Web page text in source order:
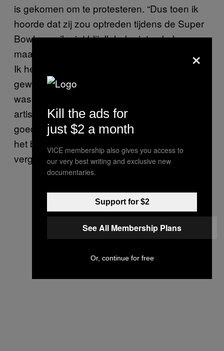
is gekomen om te protesteren. “Dus toen ik
hoorde dat zij zou optreden tijdens de Super
Bowl, was ik niet blij. Ik heb niet gekeken,
maar na alle kritiek was ik toch nieuwsgierig.
Ik heb het teruggekeken en zag dat ze een
geweldige show neer heeft gezet. Het lied
was fantastisch – ik denk dat ze haar
artistieke vermogen en talent gebruikt om iets
goeds voor de gemeenschap te doen, en om
het bewustzijn rond politiegeweld te
vergroten.”
×
Kill the ads for
just $2 a month
VICE membership also gives you access to
our very best writing and exclusive new
documentaries.
Support for $2
See All Membership Plans
Or, continue for free